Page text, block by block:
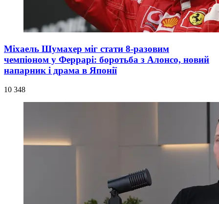
Міхаель Шумахер міг стати 8-разовим
чемпіоном у Феррарі: боротьба з Алонсо, новий
напарник і драма в Японії
10 348